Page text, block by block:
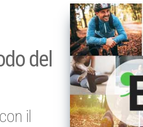
del
il